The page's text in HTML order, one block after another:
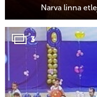
Narva linna
3